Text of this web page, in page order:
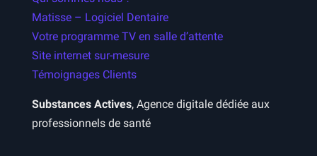
Matisse – Logiciel Dentaire
Votre programme TV en salle d’attente
Site internet sur-mesure
Témoignages Clients
Substances Actives, Agence digitale dédiée aux
professionnels de santé